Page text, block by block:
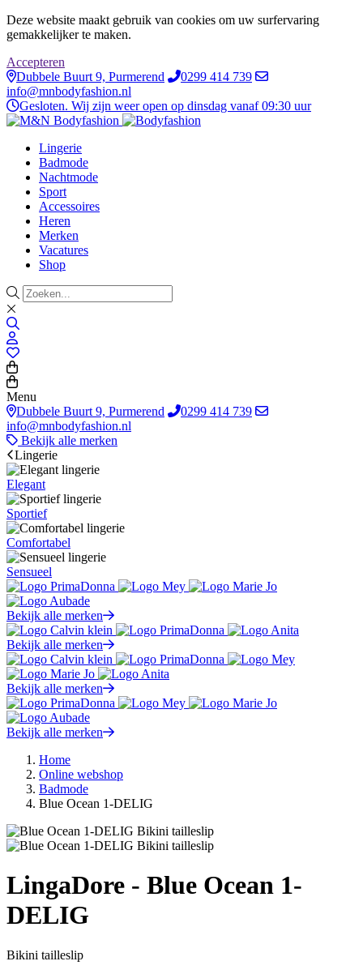
Deze website maakt gebruik van cookies om uw surfervaring
gemakkelijker te maken.
Accepteren
Dubbele Buurt 9, Purmerend
0299 414 739
info@mnbodyfashion.nl
Gesloten. Wij zijn weer open op dinsdag vanaf 09:30 uur
Lingerie
Badmode
Nachtmode
Sport
Accessoires
Heren
Merken
Vacatures
Shop
Menu
Dubbele Buurt 9, Purmerend
0299 414 739
info@mnbodyfashion.nl
Bekijk alle merken
Lingerie
Elegant
Sportief
Comfortabel
Sensueel
Bekijk alle merken
Bekijk alle merken
Bekijk alle merken
Bekijk alle merken
Home
Online webshop
Badmode
Blue Ocean 1-DELIG
LingaDore - Blue Ocean 1-
DELIG
Bikini tailleslip